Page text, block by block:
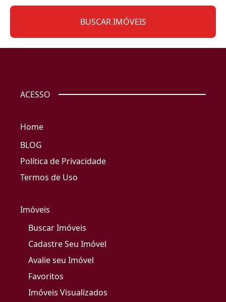
BUSCAR IMÓVEIS
ACESSO
Home
BLOG
Política de Privacidade
Termos de Uso
Imóveis
Buscar Imóveis
Cadastre Seu Imóvel
Avalie seu Imóvel
Favoritos
Imóveis Visualizados